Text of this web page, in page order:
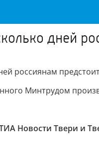
дней
россиянам
Минтрудом
Новости Твери и